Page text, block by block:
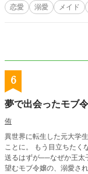
恋愛 溺愛 メイド
6
夢で出会ったモブ
侑
異世界に転生した元大学
ことに。 もう目立ちたく
送るはずが──なぜか王太子
望むモブ令嬢の、溺愛され系異世界ライフ。